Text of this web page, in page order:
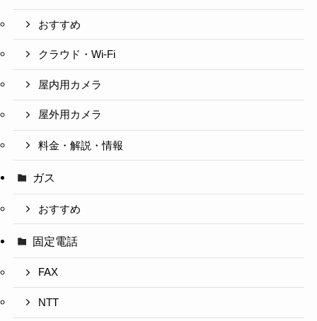
おすすめ
クラウド・Wi-Fi
屋内用カメラ
屋外用カメラ
料金・解説・情報
ガス
おすすめ
固定電話
FAX
NTT